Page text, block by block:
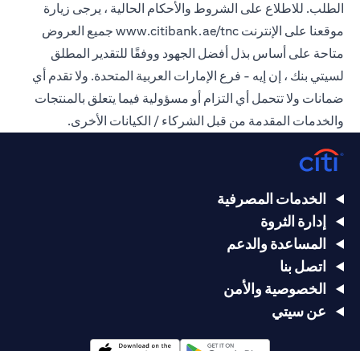
الطلب. للاطلاع على الشروط والأحكام الحالية ، يرجى زيارة
موقعنا على الإنترنت www.citibank.ae/tnc جميع العروض
متاحة على أساس بذل أفضل الجهود ووفقًا للتقدير المطلق
لسيتي بنك ، إن إيه - فرع الإمارات العربية المتحدة. ولا تقدم أي
ضمانات ولا تتحمل أي التزام أو مسؤولية فيما يتعلق بالمنتجات
والخدمات المقدمة من قبل الشركاء / الكيانات الأخرى.
الخدمات المصرفية
إدارة الثروة
المساعدة والدعم
اتصل بنا
الخصوصية والأمن
عن سيتي